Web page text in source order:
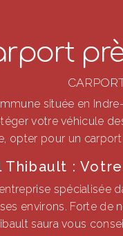
située en
votre véhicule
opter pour un
Thibault :
spécialisée
environs. Forte de
saura vous